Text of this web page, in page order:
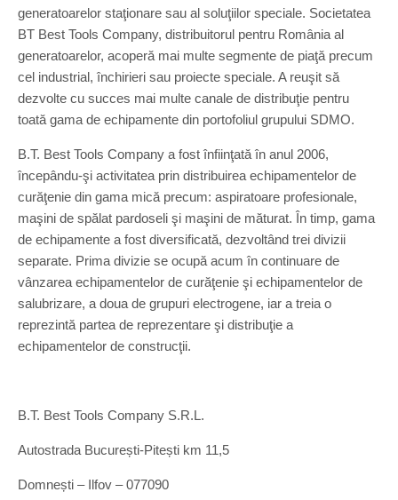
generatoarelor staţionare sau al soluţiilor speciale. Societatea
BT Best Tools Company, distribuitorul pentru România al
generatoarelor, acoperă mai multe segmente de piaţă precum
cel industrial, închirieri sau proiecte speciale. A reuşit să
dezvolte cu succes mai multe canale de distribuţie pentru
toată gama de echipamente din portofoliul grupului SDMO.
B.T. Best Tools Company a fost înfiinţată în anul 2006,
începându-şi activitatea prin distribuirea echipamentelor de
curăţenie din gama mică precum: aspiratoare profesionale,
maşini de spălat pardoseli şi maşini de măturat. În timp, gama
de echipamente a fost diversificată, dezvoltând trei divizii
separate. Prima divizie se ocupă acum în continuare de
vânzarea echipamentelor de curăţenie şi echipamentelor de
salubrizare, a doua de grupuri electrogene, iar a treia o
reprezintă partea de reprezentare şi distribuţie a
echipamentelor de construcţii.
B.T. Best Tools Company S.R.L.
Autostrada București-Pitești km 11,5
Domnești – Ilfov – 077090